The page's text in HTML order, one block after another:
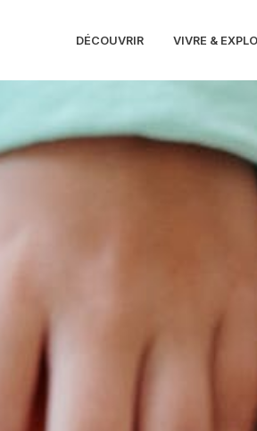
DÉCOUVRIR VIVRE &